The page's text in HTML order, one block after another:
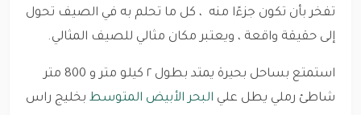
تفخر بأن تكون جزءًا منه ، كل ما تحلم به في الصيف تحول
إلى حقيقة واقعة ، ويعتبر مكان مثالي للصيف المثالي.
استمتع بساحل بحيرة يمتد بطول ٢ كيلو متر و 800 متر
شاطئ رملي يطل علي البحر الأبيض المتوسط بخليج راس